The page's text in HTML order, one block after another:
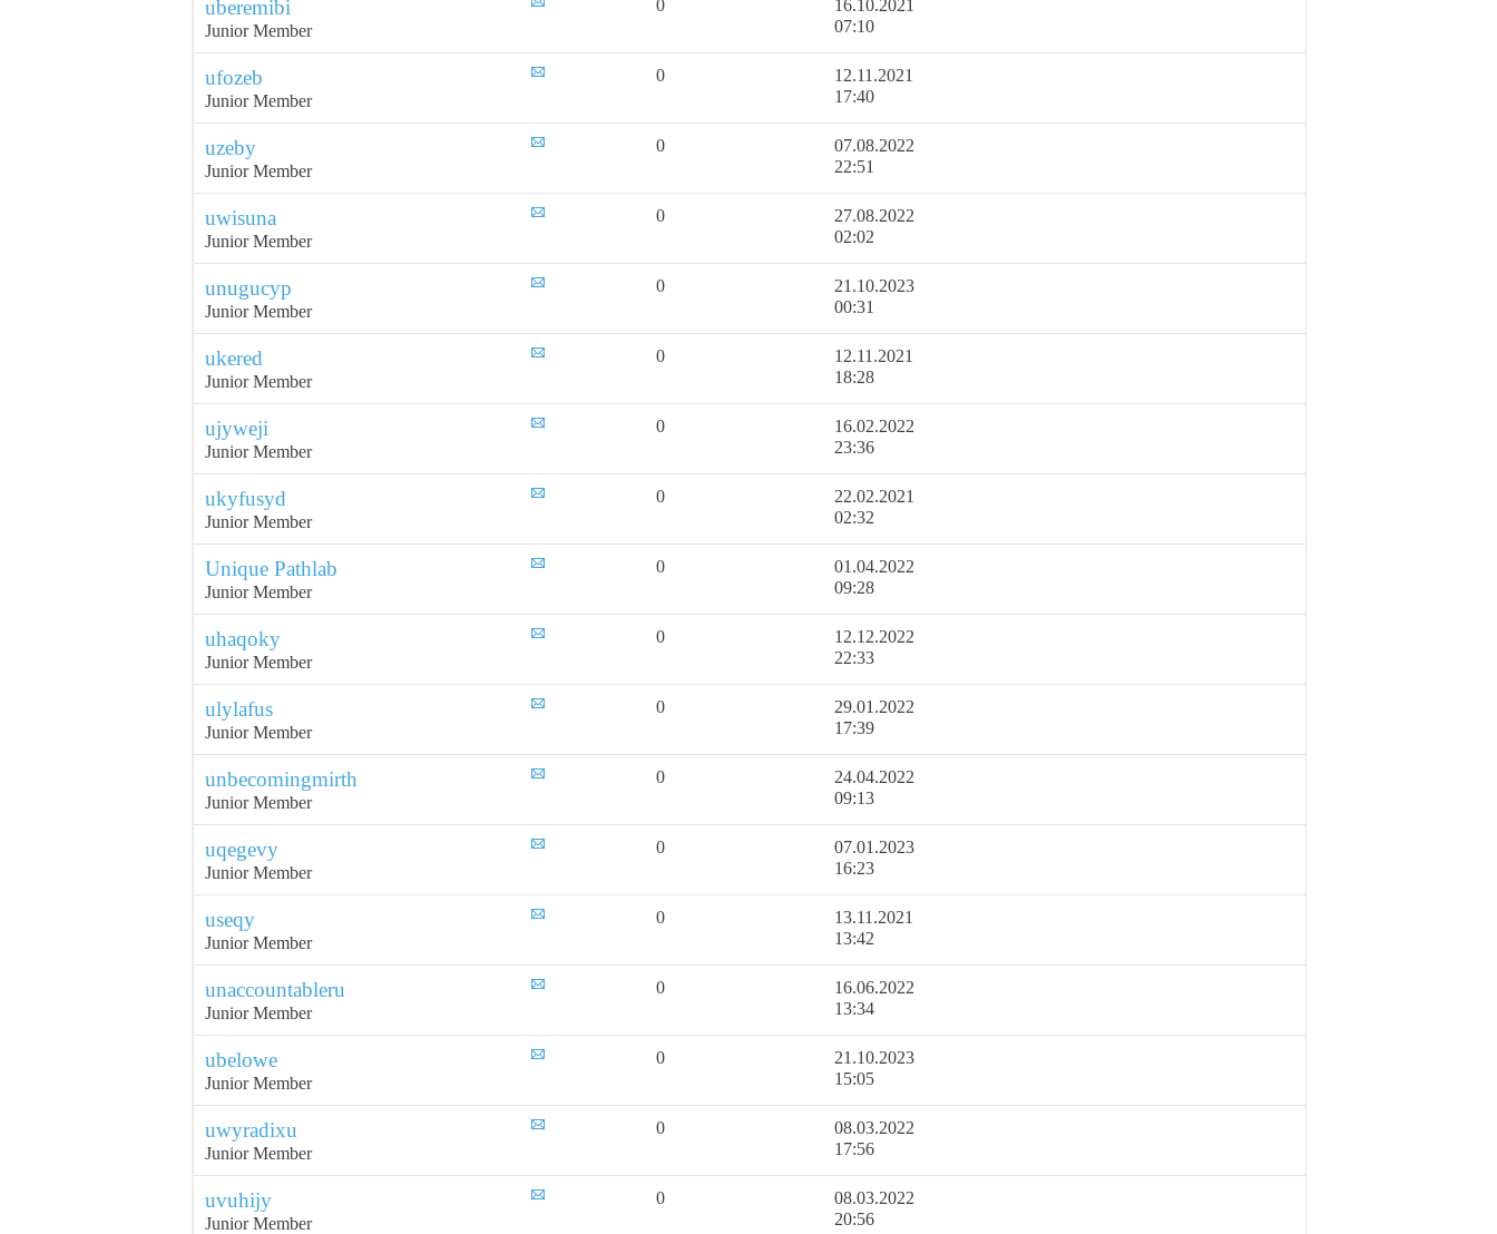
uberemibi
Junior Member
0
16.10.2021
07:10
ufozeb
Junior Member
0
12.11.2021
17:40
uzeby
Junior Member
0
07.08.2022
22:51
uwisuna
Junior Member
0
27.08.2022
02:02
unugucyp
Junior Member
0
21.10.2023
00:31
ukered
Junior Member
0
12.11.2021
18:28
ujyweji
Junior Member
0
16.02.2022
23:36
ukyfusyd
Junior Member
0
22.02.2021
02:32
Unique Pathlab
Junior Member
0
01.04.2022
09:28
uhaqoky
Junior Member
0
12.12.2022
22:33
ulylafus
Junior Member
0
29.01.2022
17:39
unbecomingmirth
Junior Member
0
24.04.2022
09:13
uqegevy
Junior Member
0
07.01.2023
16:23
useqy
Junior Member
0
13.11.2021
13:42
unaccountableru
Junior Member
0
16.06.2022
13:34
ubelowe
Junior Member
0
21.10.2023
15:05
uwyradixu
Junior Member
0
08.03.2022
17:56
uvuhijy
Junior Member
0
08.03.2022
20:56